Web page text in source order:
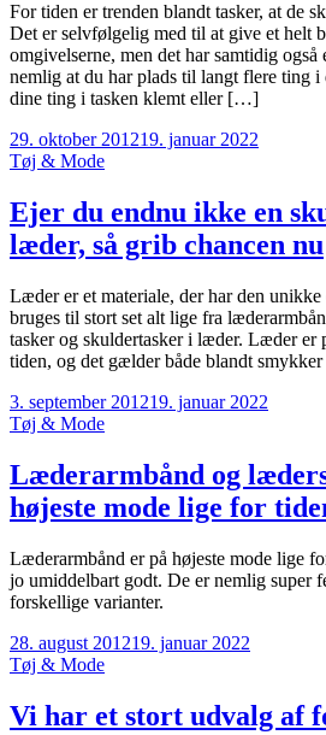
For tiden er trenden blandt tasker, at de
Det er selvfølgelig med til at give et helt
omgivelserne, men det har samtidig
nemlig at du har plads til langt flere ting
dine ting i tasken klemt eller […]
29. oktober 201219. januar 2022
Tøj & Mode
Ejer du endnu ikke en
læder, så grib chancen nu
Læder er et materiale, der har den unikke
bruges til stort set alt lige fra
tasker og skuldertasker i læder. Læder er
tiden, og det gælder både blandt smykker
3. september 201219. januar 2022
Tøj & Mode
Læderarmbånd og
højeste mode lige for
Læderarmbånd er på højeste mode lige
jo umiddelbart godt. De er nemlig super
forskellige varianter.
28. august 201219. januar 2022
Tøj & Mode
Vi har et stort udvalg af